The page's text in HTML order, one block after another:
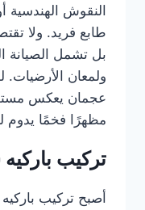
النقوش الهندسية
طابع فريد. ولا
بل تشمل الصيانة
ولمعان الأرضيات.
عجمان يعكس
مظهرًا فخمًا يدوم
تركيب
أصبح تركيب